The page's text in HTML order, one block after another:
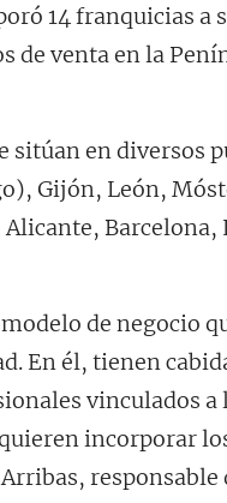
14 franquicias a
de venta en la
sitúan en diversos
Gijón, León,
Barcelona,
de negocio
En él, tienen
vinculados
incorporar